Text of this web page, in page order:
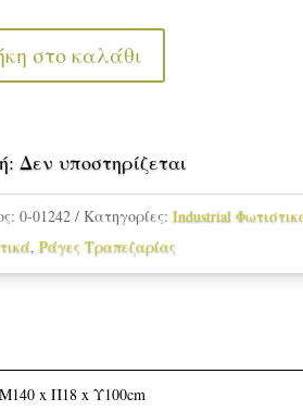
στο καλάθι
Δεν υποστηρίζεται
0-01242 Κατηγορίες: Industrial
, Ράγες Τραπεζαρίας
x Π18 x Υ100cm